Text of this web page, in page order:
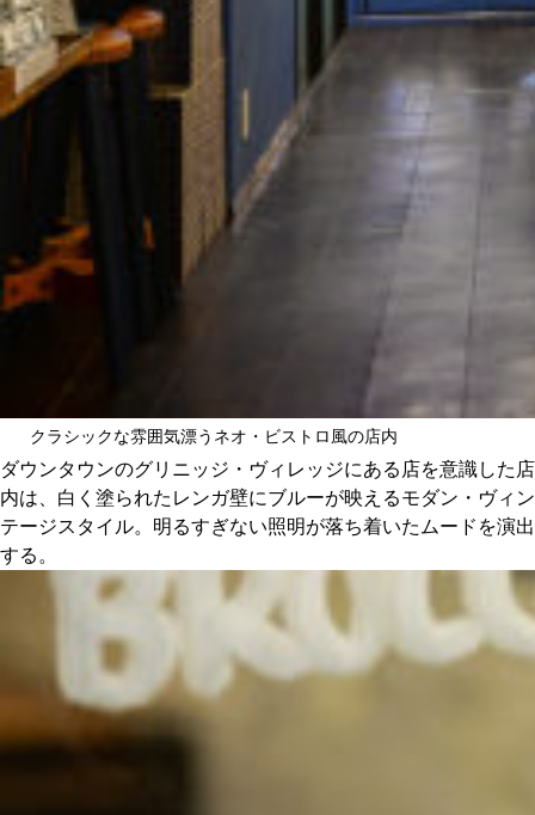
クラシックな雰囲気漂うネオ・ビストロ風の店内
ダウンタウンのグリニッジ・ヴィレッジにある店を意識した店
内は、白く塗られたレンガ壁にブルーが映えるモダン・ヴィン
テージスタイル。明るすぎない照明が落ち着いたムードを演出
する。